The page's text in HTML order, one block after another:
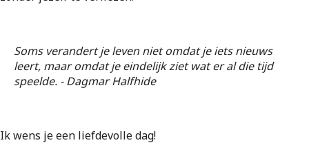
Soms verandert je leven niet omdat je iets nieuws
leert, maar omdat je eindelijk ziet wat er al die tijd
speelde. - Dagmar Halfhide
Ik wens je een liefdevolle dag!